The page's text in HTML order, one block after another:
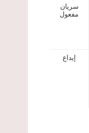
سريان
مفعول
إيداع